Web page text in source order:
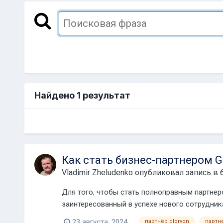
Найдено 1 результат
Как стать бизнес-партнером
Vladimir Zheludenko опубликовал запись в
Для того, чтобы стать полноправным
заинтересованный в успехе нового
партнёр gloryon